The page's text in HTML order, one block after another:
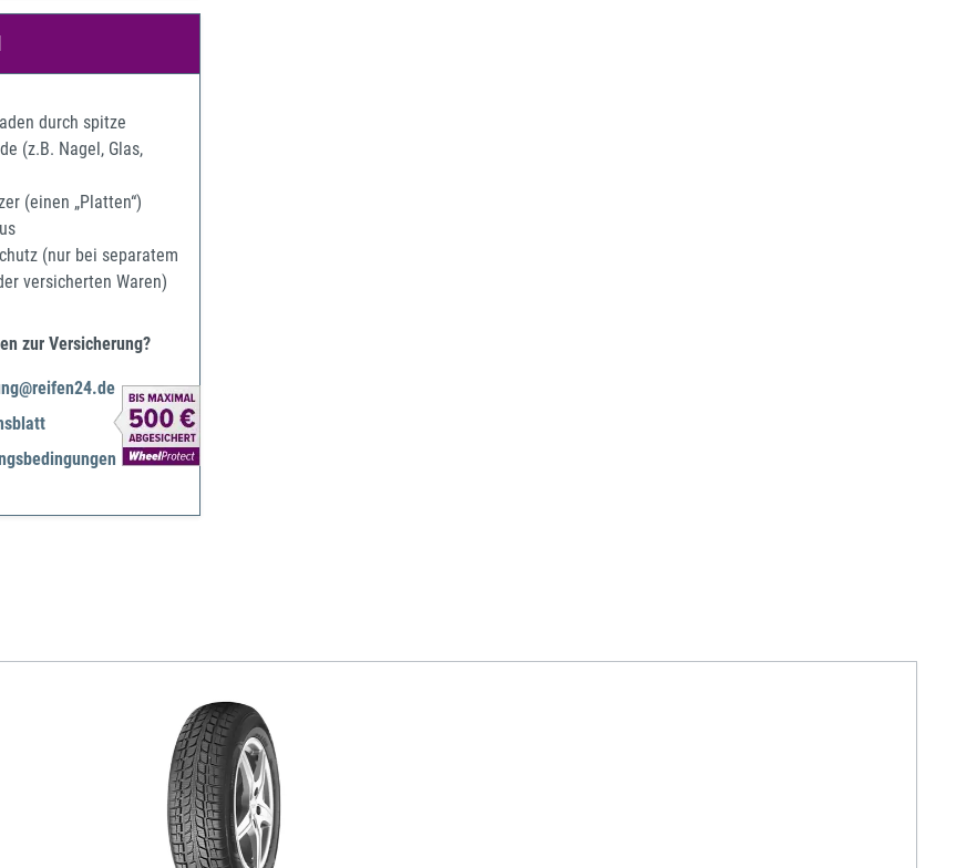
durch spitze
(z.B. Nagel, Glas,
(einen „Platten“)
(nur bei separatem
versicherten Waren)
zur Versicherung?